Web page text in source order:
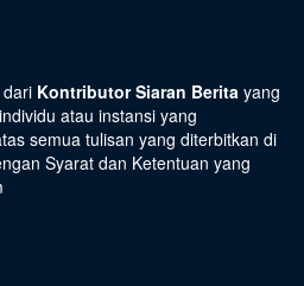
Kontributor Siaran Berita yang
atau instansi yang
semua tulisan yang diterbitkan di
Syarat dan Ketentuan yang